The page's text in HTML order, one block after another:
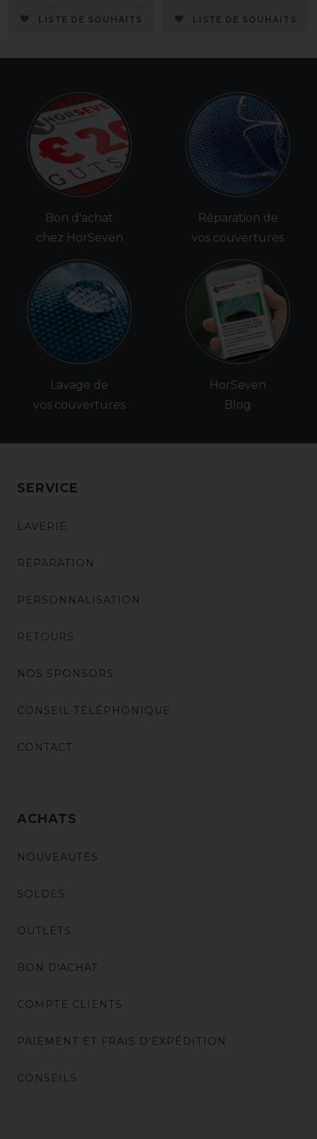
LISTE DE SOUHAITS LISTE DE SOUHAITS
Bon d'achat
chez HorSeven
Lavage de
vos couvertures
Réparation de
vos couvertures
HorSeven
Blog
SERVICE
LAVERIE
RÉPARATION
PERSONNALISATION
RETOURS
NOS SPONSORS
CONSEIL TÉLÉPHONIQUE
CONTACT
ACHATS
NOUVEAUTÉS
SOLDES
OUTLETS
BON D'ACHAT
COMPTE CLIENTS
PAIEMENT ET FRAIS D'EXPÉDITION
CONSEILS